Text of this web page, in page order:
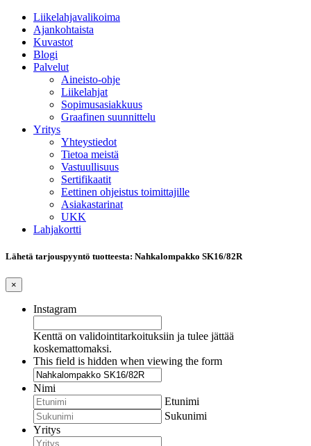
Liikelahjavalikoima
Ajankohtaista
Kuvastot
Blogi
Palvelut
Aineisto-ohje
Liikelahjat
Sopimusasiakkuus
Graafinen suunnittelu
Yritys
Yhteystiedot
Tietoa meistä
Vastuullisuus
Sertifikaatit
Eettinen ohjeistus toimittajille
Asiakastarinat
UKK
Lahjakortti
Lähetä tarjouspyyntö tuotteesta: Nahkalompakko SK16/82R
×
Instagram
Kenttä on validointitarkoituksiin ja tulee jättää
koskemattomaksi.
This field is hidden when viewing the form
Nimi
Etunimi
Sukunimi
Yritys